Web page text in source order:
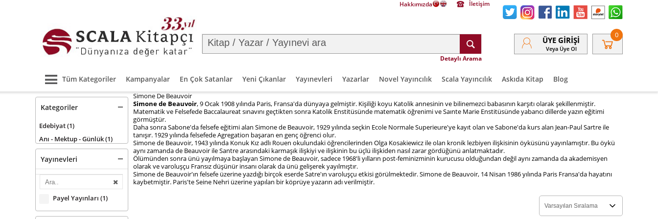
Hakkımızda İletişim
Detaylı Arama
ÜYE GIRIŞI
Veya Üye Ol
0
Tüm Kategoriler Kampanyalar En Çok Satanlar Yeni Çıkanlar Yayınevleri Yazarlar Novel Yayıncılık Scala Yayıncılık Askıda Kitap Blog
Kategoriler
Edebiyat(1)
Anı - Mektup - Günlük(1)
Yayınevleri
Payel Yayınları (1)
Simone De Beauvoir
Simone de Beauvoir, 9 Ocak 1908 yılında Paris, Fransa'da dünyaya gelmiştir. Kişiliği koyu Katolik annesinin ve bilinemezci babasının karşıtı olarak şekillenmiştir.
Matematik ve Felsefede Baccalaureat sınavını geçtikten sonra Katolik Enstitüsünde matematik öğrenimi ve Saınte Marie Enstitüsünde yabancı dillerde yazın eğitimi
görmüştür.
Daha sonra Sabone'da felsefe eğitimi alan Simone de Beauvoir, 1929 yılında seçkin Ecole Normale Superieure'ye kayıt olan ve Sabone'da kurs alan Jean-Paul Sartre ile
tanışır. 1929 yılında felsefede Agregation başaran en genç öğrenci olur.
Simone de Beauvoir, 1943 yılında Konuk Kız adlı Rouen okulundaki öğrencilerinden Olga Kosakiewicz ile olan kronik lezbiyen ilişkisinin öyküsünü yayınlamıştır. Bu öykü
aynı zamanda de Beauvoir ile Santre arasındaki karmaşık ilişkiyi ve ilişkinin bu üçlü ilişkiden nasıl zarar gördüğünü anlatmaktadır.
Ölümünden sonra ünü yayılmaya başlayan Simone de Beauvoir, sadece 1968'li yılların post-feminizminin kurucusu olduğundan değil aynı zamanda da akademisyen
olarak ve varoluşçu Fransız düşünür insanı olarak da ünü gelişerek yayılmıştır.
Simone de Beauvoir'ın felsefe üzerine yazdığı birçok eserde Satre'ın varoluşçu etkisi görülmektedir. Simone de Beauvoir, 14 Nisan 1986 yılında Paris Fransa'da hayatını
kaybetmiştir. Paris'te Seine Nehri üzerine yapılan bir köprüye yazarın adı verilmiştir.